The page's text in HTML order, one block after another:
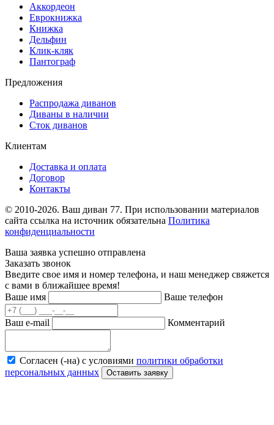
Аккордеон
Еврокнижка
Книжка
Дельфин
Клик-кляк
Пантограф
Предложения
Распродажа диванов
Диваны в наличии
Сток диванов
Клиентам
Доставка и оплата
Договор
Контакты
© 2010-2026. Ваш диван 77. При использовании материалов
сайта ссылка на источник обязательна Политика
конфиденциальности
Ваша заявка успешно отправлена
Заказать звонок
Введите свое имя и номер телефона, и наш менеджер свяжется
с вами в ближайшее время!
Ваше имя
Ваше телефон
Ваш e-mail Комментарий
Согласен (-на) с условиями политики обработки
персональных данных